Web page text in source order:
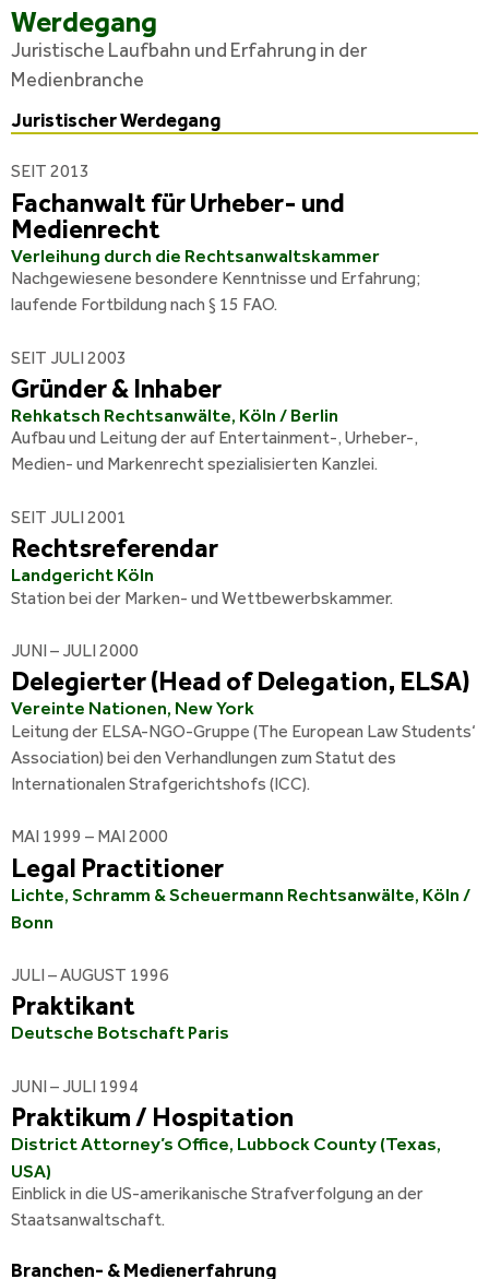
Werdegang
Juristische Laufbahn und Erfahrung in der
Medienbranche
Juristischer Werdegang
SEIT 2013
Fachanwalt für Urheber- und
Medienrecht
Verleihung durch die Rechtsanwaltskammer
Nachgewiesene besondere Kenntnisse und Erfahrung;
laufende Fortbildung nach § 15 FAO.
SEIT JULI 2003
Gründer & Inhaber
Rehkatsch Rechtsanwälte, Köln / Berlin
Aufbau und Leitung der auf Entertainment-, Urheber-,
Medien- und Markenrecht spezialisierten Kanzlei.
SEIT JULI 2001
Rechtsreferendar
Landgericht Köln
Station bei der Marken- und Wettbewerbskammer.
JUNI – JULI 2000
Delegierter (Head of Delegation, ELSA)
Vereinte Nationen, New York
Leitung der ELSA-NGO-Gruppe (The European Law Students‘
Association) bei den Verhandlungen zum Statut des
Internationalen Strafgerichtshofs (ICC).
MAI 1999 – MAI 2000
Legal Practitioner
Lichte, Schramm & Scheuermann Rechtsanwälte, Köln /
Bonn
JULI – AUGUST 1996
Praktikant
Deutsche Botschaft Paris
JUNI – JULI 1994
Praktikum / Hospitation
District Attorney’s Office, Lubbock County (Texas,
USA)
Einblick in die US-amerikanische Strafverfolgung an der
Staatsanwaltschaft.
Branchen- & Medienerfahrung